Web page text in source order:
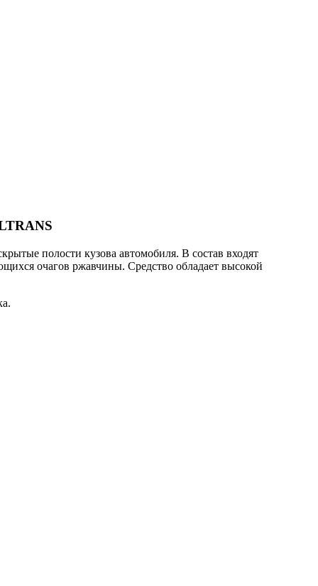
полости кузова автомобиля. В состав входят
очагов ржавчины. Средство обладает высокой